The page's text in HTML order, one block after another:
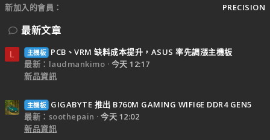
新加入的會員
PRECISION
最新文章
L 主機板
PCB、VRM 缺料成本提升，ASUS 率先調漲主機板
最新：laudmankimo
今天 12:17
新品資訊
主機板
GIGABYTE 推出 B760M GAMING WIFI6E DDR4 GEN5
最新：soothepain
今天 12:02
新品資訊